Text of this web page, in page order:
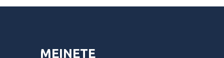
ΜΕΙΝΕΤΕ